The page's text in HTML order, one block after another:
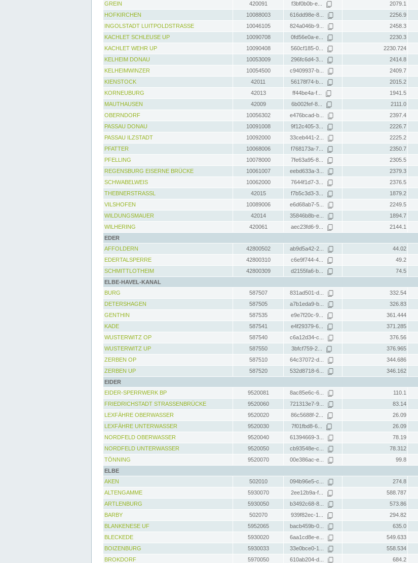
GREIN
420091 f3bf0b0b-e... 2079.1
HOFKIRCHEN
10088003 616dd98e-8... 2256.9
INGOLSTADT LUITPOLDSTRASSE
10046105 824a046b-9... 2458.3
KACHLET SCHLEUSE UP
10090708 0fd56e0a-e... 2230.3
KACHLET WEHR UP
10090408 560cf185-0... 2230.724
KELHEIM DONAU
10053009 296fc6d4-3... 2414.8
KELHEIMWINZER
10054500 c9409937-b... 2409.7
KIENSTOCK
42011 56178f74-b... 2015.2
KORNEUBURG
42013 ff44be4a-f... 1941.5
MAUTHAUSEN
42009 6b002fef-8... 2111.0
OBERNDORF
10056302 e476bcad-b... 2397.4
PASSAU DONAU
10091008 9f12c405-3... 2226.7
PASSAU ILZSTADT
10092000 33ceb441-2... 2225.2
PFATTER
10068006 f768173a-7... 2350.7
PFELLING
10078000 7fe63a95-8... 2305.5
REGENSBURG EISERNE BRÜCKE
10061007 eebd633a-3... 2379.3
SCHWABELWEIS
10062000 7644f1d7-3... 2376.5
THEBNERSTRASSL
42015 f7b5c3d3-3... 1879.2
VILSHOFEN
10089006 e6d68ab7-5... 2249.5
WILDUNGSMAUER
42014 35846b8b-e... 1894.7
WILHERING
420061 aec23fd6-9... 2144.1
EDER
AFFOLDERN
42800502 ab9d5a42-2... 44.02
EDERTALSPERRE
42800310 c6e9f744-4... 49.2
SCHMITTLOTHEIM
42800309 d2155fa6-b... 74.5
ELBE-HAVEL-KANAL
BURG
587507 831ad501-d... 332.54
DETERSHAGEN
587505 a7b1eda9-b... 326.83
GENTHIN
587535 e9e7f20c-9... 361.444
KADE
587541 e4f29379-6... 371.285
WUSTERWITZ OP
587540 c6a12d34-c... 376.56
WUSTERWITZ UP
587550 3bfcf759-2... 376.965
ZERBEN OP
587510 64c37072-d... 344.686
ZERBEN UP
587520 532d8718-6... 346.162
EIDER
EIDER-SPERRWERK BP
9520081 8ac85e6c-6... 110.1
FRIEDRICHSTADT STRASSENBRÜCKE
9520060 721313e7-9... 83.14
LEXFÄHRE OBERWASSER
9520020 86c5688f-2... 26.09
LEXFÄHRE UNTERWASSER
9520030 7f01fbd8-6... 26.09
NORDFELD OBERWASSER
9520040 61394669-3... 78.19
NORDFELD UNTERWASSER
9520050 cb93548e-c... 78.312
TÖNNING
9520070 00e386ac-e... 99.8
ELBE
AKEN
502010 094b96e5-c... 274.8
ALTENGAMME
5930070 2ee12b9a-f... 588.787
ARTLENBURG
5930050 b3492c68-8... 573.86
BARBY
502070 939f82ec-1... 294.82
BLANKENESE UF
5952065 bacb459b-0... 635.0
BLECKEDE
5930020 6aa1cd8e-e... 549.633
BOIZENBURG
5930033 33e0bce0-1... 558.534
BROKDORF
5970050 610ab204-d... 684.2